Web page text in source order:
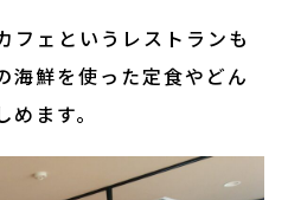
フェというレストランも
海鮮を使った定食やどん
ます。